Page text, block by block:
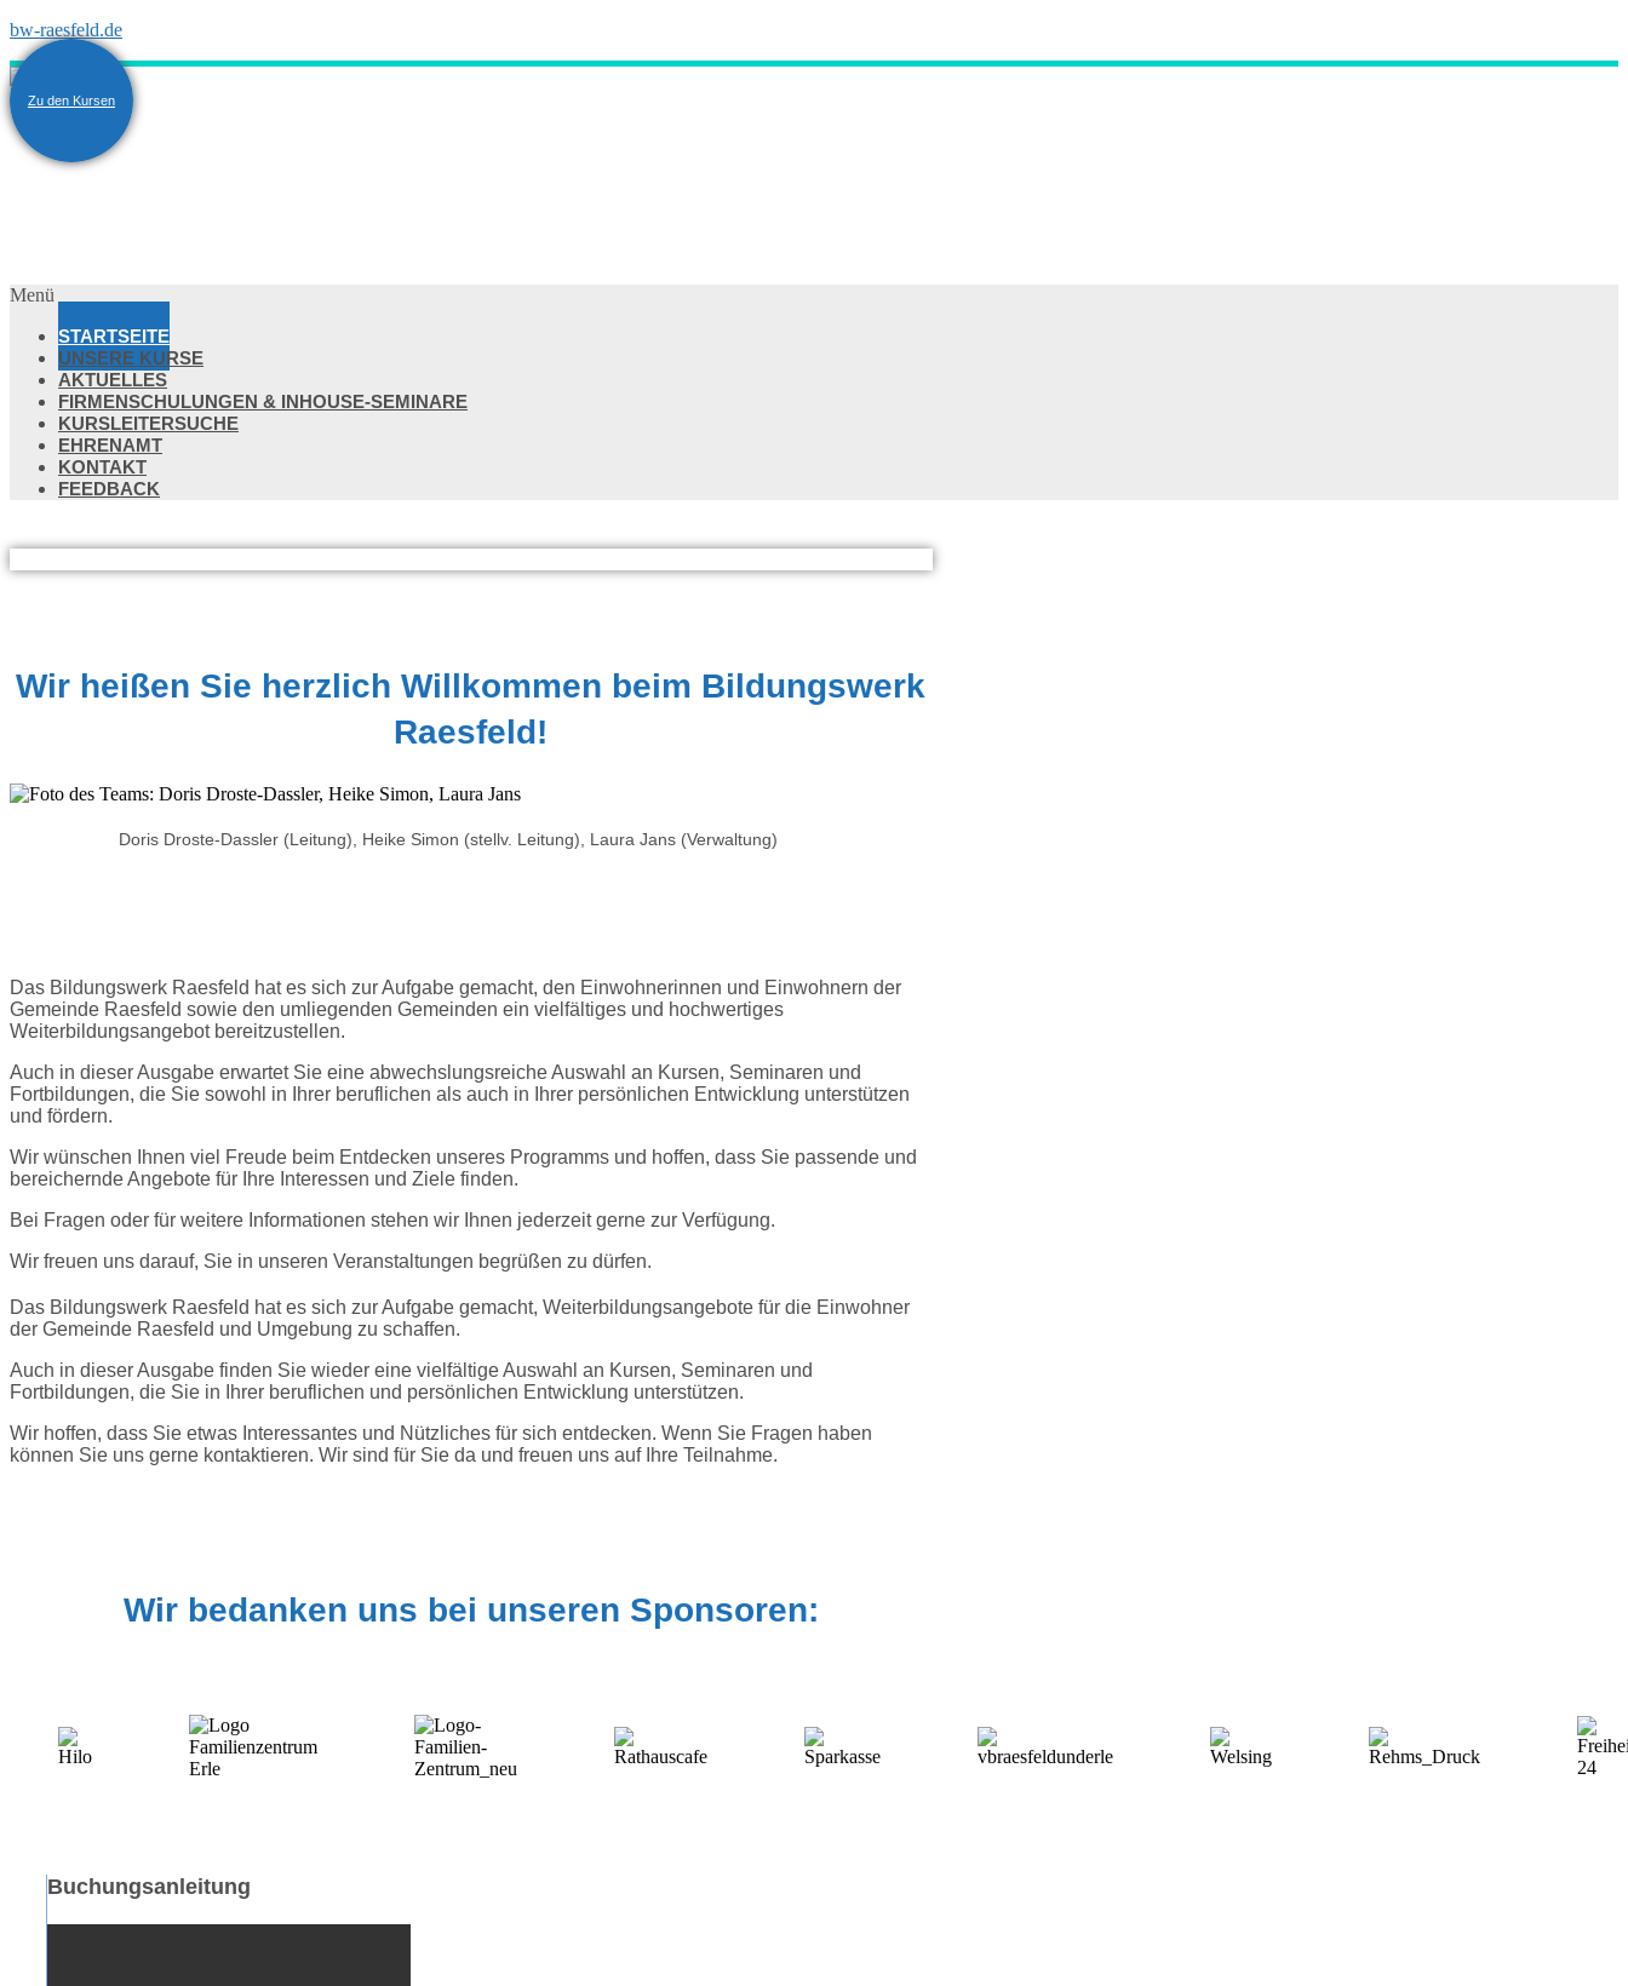
bw-raesfeld.de
Zu den Kursen
Menü
STARTSEITE
UNSERE KURSE
AKTUELLES
FIRMENSCHULUNGEN & INHOUSE-SEMINARE
KURSLEITERSUCHE
EHRENAMT
KONTAKT
FEEDBACK
Wir heißen Sie herzlich Willkommen beim Bildungswerk
Raesfeld!
Doris Droste-Dassler (Leitung), Heike Simon (stellv. Leitung), Laura Jans (Verwaltung)
Das Bildungswerk Raesfeld hat es sich zur Aufgabe gemacht, den Einwohnerinnen und Einwohnern der
Gemeinde Raesfeld sowie den umliegenden Gemeinden ein vielfältiges und hochwertiges
Weiterbildungsangebot bereitzustellen.
Auch in dieser Ausgabe erwartet Sie eine abwechslungsreiche Auswahl an Kursen, Seminaren und
Fortbildungen, die Sie sowohl in Ihrer beruflichen als auch in Ihrer persönlichen Entwicklung unterstützen
und fördern.
Wir wünschen Ihnen viel Freude beim Entdecken unseres Programms und hoffen, dass Sie passende und
bereichernde Angebote für Ihre Interessen und Ziele finden.
Bei Fragen oder für weitere Informationen stehen wir Ihnen jederzeit gerne zur Verfügung.
Wir freuen uns darauf, Sie in unseren Veranstaltungen begrüßen zu dürfen.
Das Bildungswerk Raesfeld hat es sich zur Aufgabe gemacht, Weiterbildungsangebote für die Einwohner
der Gemeinde Raesfeld und Umgebung zu schaffen.
Auch in dieser Ausgabe finden Sie wieder eine vielfältige Auswahl an Kursen, Seminaren und
Fortbildungen, die Sie in Ihrer beruflichen und persönlichen Entwicklung unterstützen.
Wir hoffen, dass Sie etwas Interessantes und Nützliches für sich entdecken. Wenn Sie Fragen haben
können Sie uns gerne kontaktieren. Wir sind für Sie da und freuen uns auf Ihre Teilnahme.
Wir bedanken uns bei unseren Sponsoren:
Buchungsanleitung